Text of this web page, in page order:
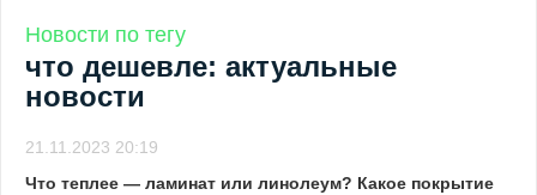
Новости по тегу
что дешевле: актуальные
новости
21.11.2023 20:19
Что теплее — ламинат или линолеум? Какое покрытие